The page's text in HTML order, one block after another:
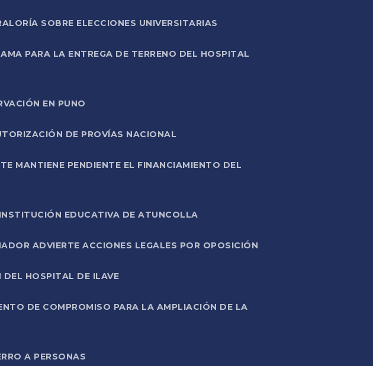
SOBRE ELECCIONES UNIVERSITARIAS
PARA LA ENTREGA DE TERRENO DEL HOSPITAL
EN PUNO
DE PROVÍAS NACIONAL
MANTIENE PENDIENTE EL FINANCIAMIENTO DEL
EDUCATIVA DE ATUNCOLLA
ADVIERTE ACCIONES LEGALES POR OPOSICIÓN
DEL HOSPITAL DE ILAVE
DE COMPROMISO PARA LA AMPLIACIÓN DE LA
A PERSONAS